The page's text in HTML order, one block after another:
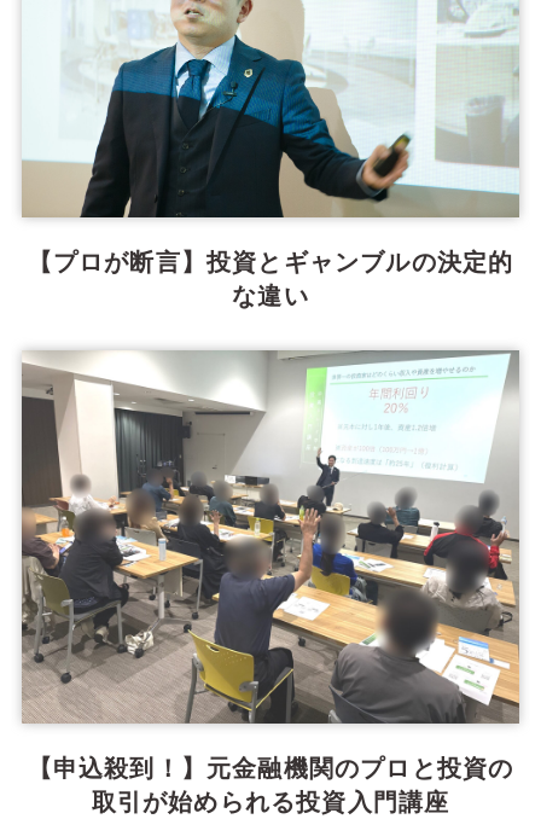
【プロが断言】投資とギャンブルの決定的
な違い
【申込殺到！】元金融機関のプロと投資の
取引が始められる投資入門講座